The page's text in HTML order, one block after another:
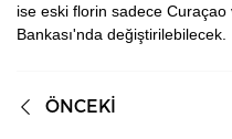
ise eski florin sadece
Bankası'nda değiştirilebilecek.
ÖNCEKİ